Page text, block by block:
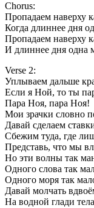
Chorus:
Пропадаем наверху
Когда длиннее дня
Пропадаем наверху
И длиннее дня одна
Verse 2:
Уплываем дальше
Если я Ной, то ты
Пара Ноя, пара Ноя!
Мои зрачки словно
Давай сделаем
Сбежим туда, где
Представь, что мы
Но эти волны так
Одного слова так
Одного моря так
Давай молчать
На водной глади